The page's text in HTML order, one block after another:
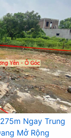
Ngay Trung
Mở Rộng